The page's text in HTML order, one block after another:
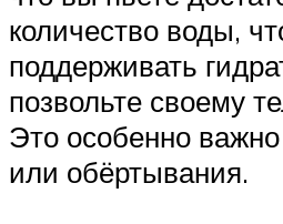
количество воды,
поддерживать
позвольте своему
Это особенно
или обёртывания.